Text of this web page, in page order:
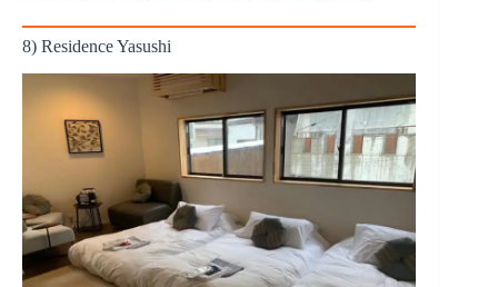
8) Residence Yasushi